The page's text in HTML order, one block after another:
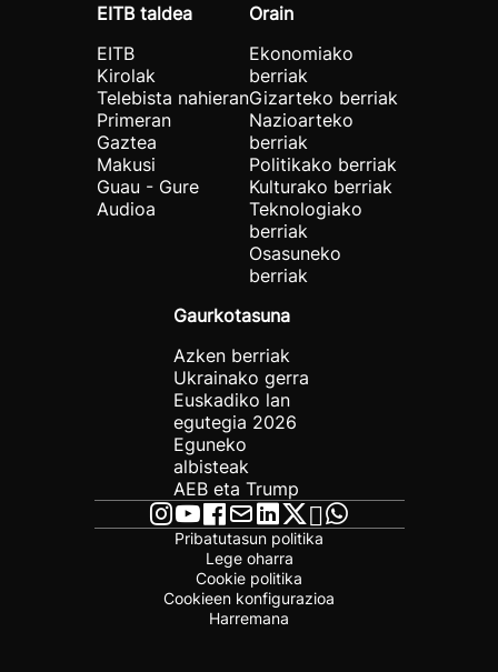
EITB taldea
EITB
Kirolak
Telebista nahieran
Primeran
Gaztea
Makusi
Guau - Gure
Audioa
Orain
Ekonomiako
berriak
Gizarteko berriak
Nazioarteko
berriak
Politikako berriak
Kulturako berriak
Teknologiako
berriak
Osasuneko
berriak
Gaurkotasuna
Azken berriak
Ukrainako gerra
Euskadiko lan
egutegia 2026
Eguneko
albisteak
AEB eta Trump
Pribatutasun politika
Lege oharra
Cookie politika
Cookieen konfigurazioa
Harremana